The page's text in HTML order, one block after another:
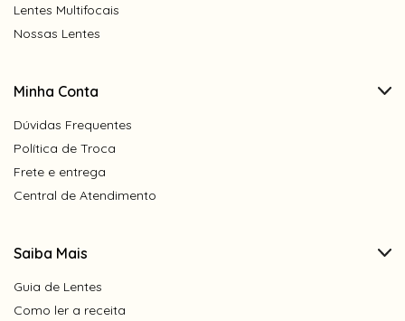
Lentes Multifocais
Nossas Lentes
Minha Conta
Dúvidas Frequentes
Política de Troca
Frete e entrega
Central de Atendimento
Saiba Mais
Guia de Lentes
Como ler a receita